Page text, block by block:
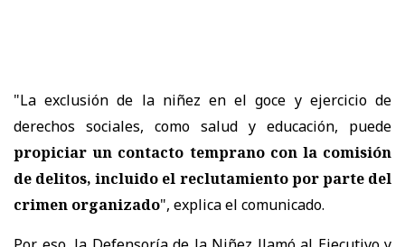
"La exclusión de la niñez en el goce y ejercicio de
derechos sociales, como salud y educación, puede
propiciar un contacto temprano con la comisión
de delitos, incluido el reclutamiento por parte del
crimen organizado", explica el comunicado.